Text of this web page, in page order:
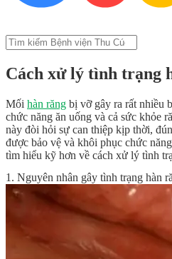
Cách xử lý tình trạng
Mối hàn răng bị vỡ gây ra rất nhiều
chức năng ăn uống và cả sức khỏe
này đòi hỏi sự can thiệp kịp thời,
được bảo vệ và khôi phục chức
tìm hiểu kỹ hơn về cách xử lý tình
1. Nguyên nhân gây tình trạng hàn